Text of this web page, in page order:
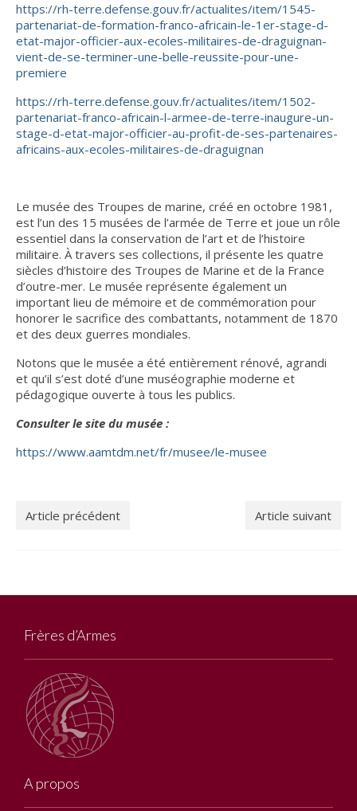
https://rh-terre.defense.gouv.fr/actualites/item/1545-
partenariat-de-formation-franco-africain-le-1er-stage-d-
etat-major-officier-aux-ecoles-militaires-de-draguignan-
vient-de-se-terminer-une-belle-reussite-pour-une-
premiere
https://rh-terre.defense.gouv.fr/actualites/item/1502-
partenariat-franco-africain-l-armee-de-terre-inaugure-un-
stage-d-etat-major-officier-au-profit-de-ses-partenaires-
africains-aux-ecoles-militaires-de-draguignan
Le musée des Troupes de marine, créé en octobre 1981,
est l’un des 15 musées de l’armée de Terre et joue un rôle
essentiel dans la conservation de l’art et de l’histoire
militaire. À travers ses collections, il présente les quatre
siècles d’histoire des Troupes de Marine et de la France
d’outre-mer. Le musée représente également un
important lieu de mémoire et de commémoration pour
honorer le sacrifice des combattants, notamment de 1870
et des deux guerres mondiales.
Notons que le musée a été entièrement rénové, agrandi
et qu’il s’est doté d’une muséographie moderne et
pédagogique ouverte à tous les publics.
Consulter le site du musée :
https://www.aamtdm.net/fr/musee/le-musee
Article précédent Article suivant
Frères d’Armes
A propos